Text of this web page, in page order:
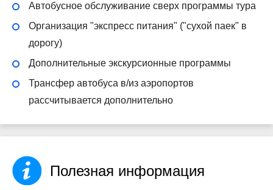
Автобусное обслуживание сверх программы тура
Организация "экспресс питания" ("сухой паек" в
дорогу)
Дополнительные экскурсионные программы
Трансфер автобуса в/из аэропортов
рассчитывается дополнительно
Полезная информация